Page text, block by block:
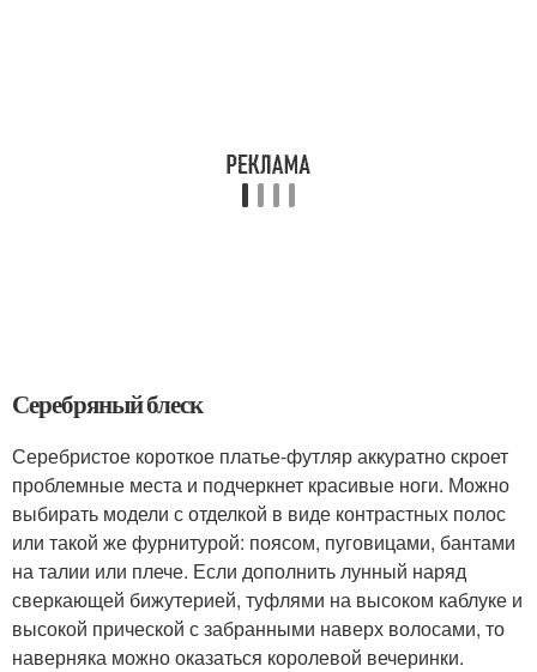
Серебряный блеск
Серебристое короткое платье-футляр аккуратно скроет
проблемные места и подчеркнет красивые ноги. Можно
выбирать модели с отделкой в виде контрастных полос
или такой же фурнитурой: поясом, пуговицами, бантами
на талии или плече. Если дополнить лунный наряд
сверкающей бижутерией, туфлями на высоком каблуке и
высокой прической с забранными наверх волосами, то
наверняка можно оказаться королевой вечеринки.